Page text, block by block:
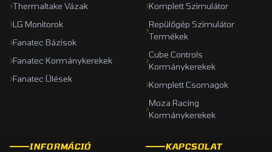
Thermaltake Vázak
LG Monitorok
Fanatec Bázisok
Fanatec Kormánykerekek
Fanatec Ülések
Komplett Szimulátor
Repülőgép Szimulátor
Termékek
Cube Controls
Kormánykerekek
Komplett Csomagok
Moza Racing
Kormánykerekek
INFORMÁCIÓ KAPCSOLAT